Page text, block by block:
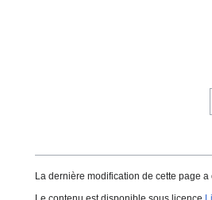
La dernière modification de cette page